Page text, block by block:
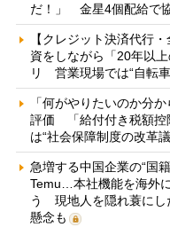
だ！」 金星4個配給で
【クレジット決済代行
資をしながら「20年以
リ 営業現場では“自転
「何がやりたいのか分
評価 「給付付き税額控
は“社会保障制度の改革
急増する中国企業の“国
Temu…本社機能を海外
う 現地人を隠れ蓑にし
懸念も